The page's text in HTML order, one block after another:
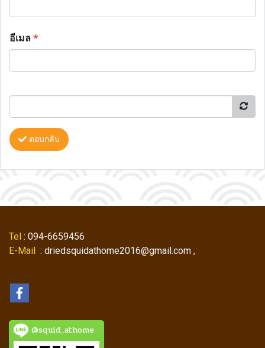
อีเมล*
ตอบกลับ
Tel : 094-6659456
E-Mail : driedsquidathome2016@gmail.com ,
@squid_athome